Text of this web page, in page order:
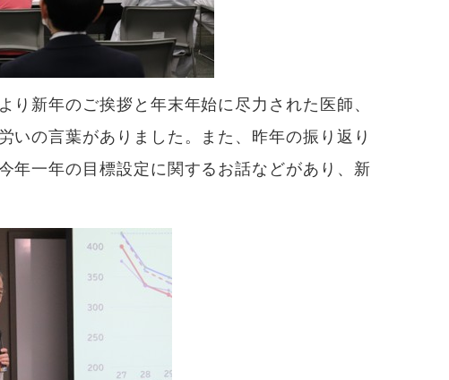
新年のご挨拶と年末年始に尽力された医師、
いの言葉がありました。また、昨年の振り返り
年一年の目標設定に関するお話などがあり、新